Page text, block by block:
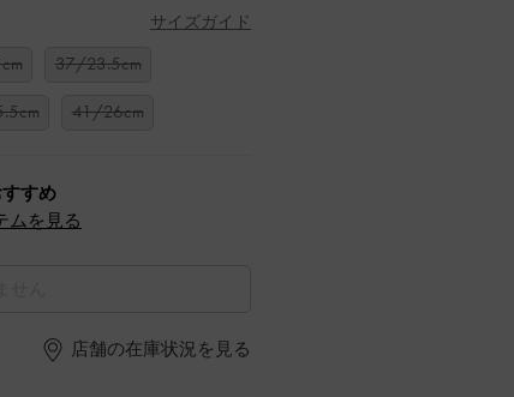
サイズガイド
37/23.5cm
41/26cm
すめ
ムを見る
店舗の在庫状況を見る